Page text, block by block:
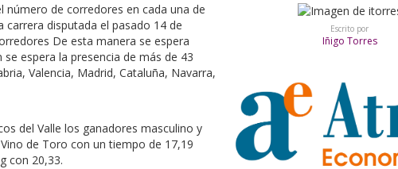
Escrito por
Iñigo Torres
de corredores en cada una de
disputada el pasado 14 de
De esta manera se espera
espera la presencia de más de 43
Valencia, Madrid, Cataluña, Navarra,
del Valle los ganadores masculino y
de Toro con un tiempo de 17,19
con 20,33.